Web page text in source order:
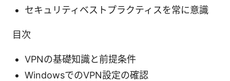
セキュリティベストプラクティスを常に意識
目次
VPNの基礎知識と前提条件
WindowsでのVPN設定の確認